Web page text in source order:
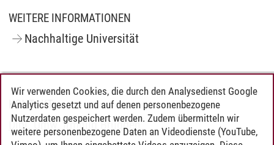
WEITERE INFORMATIONEN
Nachhaltige Universität
KONTAKT
Dipl. Umw. Irmhild Brüggen
Wir verwenden Cookies, die durch den Analysedienst Google
Analytics gesetzt und auf denen personenbezogene
Nutzerdaten gespeichert werden. Zudem übermitteln wir
weitere personenbezogene Daten an Videodienste (YouTube,